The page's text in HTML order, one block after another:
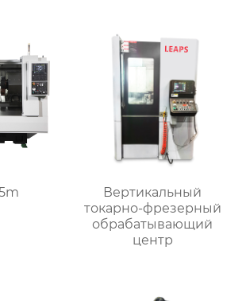
Вертикальный
токарно-фрезерный
обрабатывающий
центр